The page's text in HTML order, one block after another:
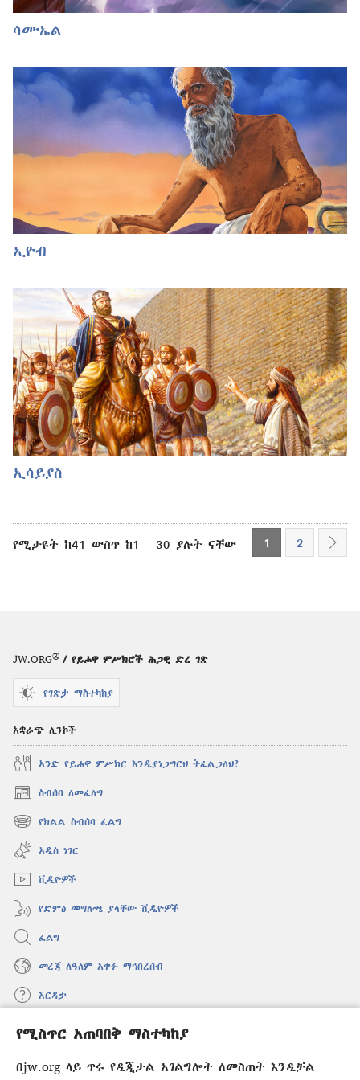
የሚስጥር አጠባበቅ ማስተካከያ
በjw.org ላይ ጥሩ የዲጂታል አገልግሎት ለመስጠት እንዲቻል
ሳሙኤል
ኢዮብ
ኢሳይያስ
የሚታዩት ከ41 ውስጥ ከ1 - 30 ያሉት ናቸው 1 2
ቀጥል
JW.ORG® / የይሖዋ ምሥክሮች ሕጋዊ ድረ ገጽ
የገጽታ ማስተካከያ
አቋራጭ ሊንኮች
አንድ የይሖዋ ምሥክር እንዲያነጋግርህ ትፈልጋለህ?
ስብሰባ ለመፈለግ
(አዲስ
ዊንዶው
ክፈት)
የክልል ስብሰባ ፈልግ
(አዲስ
ዊንዶው
ክፈት)
አዲስ ነገር
ቪዲዮዎች
የድምፅ መግለጫ ያላቸው ቪዲዮዎች
ፈልግ
መረጃ ለዓለም አቀፉ ማኅበረሰብ
እርዳታ
መዋጮዎች
(አዲስ
ክፈት)